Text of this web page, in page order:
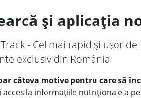
și aplicația
Track - Cel mai rapid și ușor
exclusiv din România
câteva motive pentru care să
acces la informațiile nutriționale a